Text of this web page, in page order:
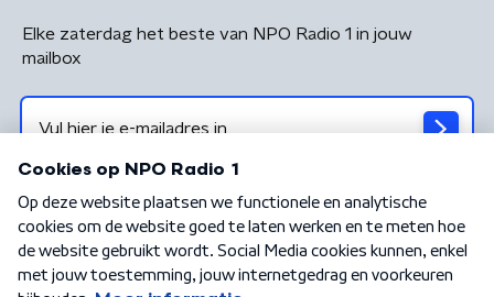
Elke zaterdag het beste van NPO Radio 1 in jouw
mailbox
Algemene voorwaarden